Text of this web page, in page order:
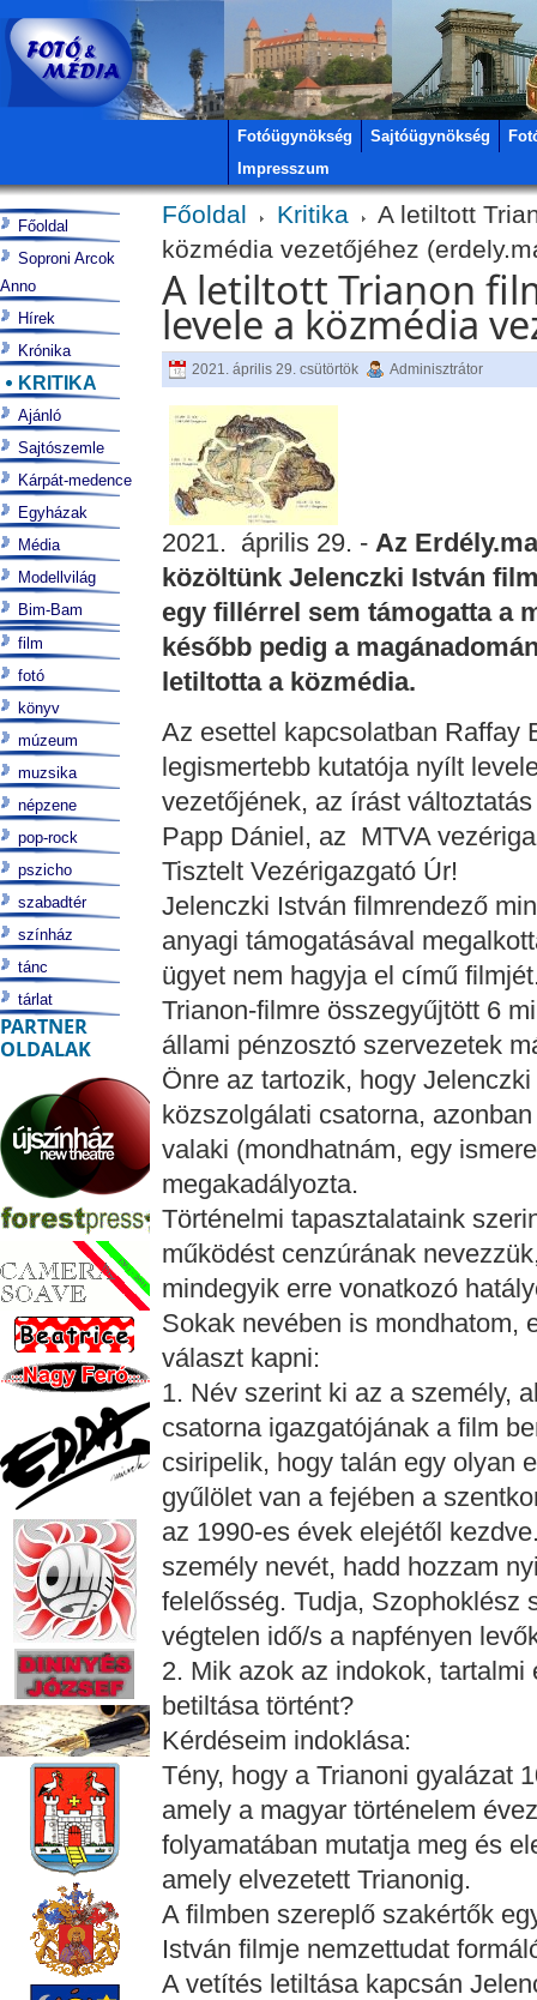
Fotóügynökség Sajtóügynökség
Impresszum
Főoldal Kritika
A letiltott
közmédia vezetőjéhez
A letiltott Trianon
levele a közmédia
2021. április 29. csütörtök Adminisztrátor
2021. április 29. - Az
közöltünk Jelenczki István
egy fillérrel sem támogatta a
később pedig a
letiltotta a közmédia.
Az esettel kapcsolatban Raffay
legismertebb kutatója nyílt
vezetőjének, az írást
Papp Dániel, az MTVA
Tisztelt Vezérigazgató Úr!
Jelenczki István filmrendező
anyagi támogatásával
ügyet nem hagyja el című
Trianon-filmre összegyűjtött 6
állami pénzosztó szervezetek
Önre az tartozik, hogy
közszolgálati csatorna,
valaki (mondhatnám, egy
megakadályozta.
Történelmi tapasztalataink
működést cenzúrának
mindegyik erre vonatkozó
Sokak nevében is mondhatom,
választ kapni:
1. Név szerint ki az a személy,
csatorna igazgatójának a film
csiripelik, hogy talán egy olyan
gyűlölet van a fejében a
az 1990-es évek elejétől
személy nevét, hadd hozzam
felelősség. Tudja, Szophoklész
végtelen idő/s a napfényen
2. Mik azok az indokok,
betiltása történt?
Kérdéseim indoklása:
Tény, hogy a Trianoni gyalázat
amely a magyar történelem
folyamatában mutatja meg és
amely elvezetett Trianonig.
A filmben szereplő szakértők
István filmje nemzettudat
A vetítés letiltása kapcsán
Főoldal
Soproni Arcok
Anno
Hírek
Krónika
KRITIKA
Ajánló
Sajtószemle
Kárpát-medence
Egyházak
Média
Modellvilág
Bim-Bam
film
fotó
könyv
múzeum
muzsika
népzene
pop-rock
pszicho
szabadtér
színház
tánc
tárlat
PARTNER
OLDALAK